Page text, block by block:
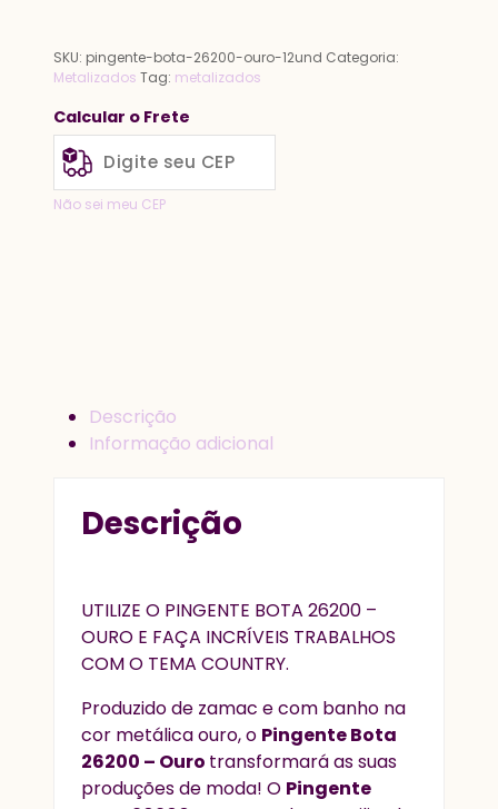
SKU: pingente-bota-26200-ouro-12und Categoria:
Metalizados Tag: metalizados
Calcular o Frete
Não sei meu CEP
Descrição
Informação adicional
Descrição
UTILIZE O PINGENTE BOTA 26200 –
OURO E FAÇA INCRÍVEIS TRABALHOS
COM O TEMA COUNTRY.
Produzido de zamac e com banho na
cor metálica ouro, o Pingente Bota
26200 – Ouro transformará as suas
produções de moda! O Pingente